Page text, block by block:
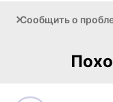
Сообщить о